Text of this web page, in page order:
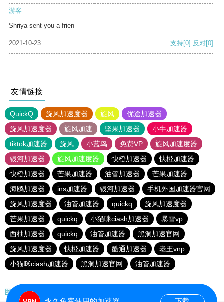
游客
Shriya sent you a frien
2021-10-23 支持[0] 反对[0]
友情链接
QuickQ 旋风加速度器 旋风
优途加速器
旋风加速度器
旋风加速 坚果加速器
小牛加速器
tiktok加速器
旋风 小蓝鸟 免费VP
旋风加速度器
银河加速器
旋风加速度器 快橙加速器
快橙加速器
快橙加速器
芒果加速器 油管加速器
芒果加速器
海鸥加速器
ins加速器 银河加速器
手机外国加速器官网
旋风加速度器
油管加速器 quickq
旋风加速度器
芒果加速器
quickq 小猫咪ciash加速器
暴雪vp
西柚加速器
quickq 油管加速器
黑洞加速官网
旋风加速度器
快橙加速器 酷通加速器
老王vnp
小猫咪ciash加速器
黑洞加速官网 油管加速器
网站地图